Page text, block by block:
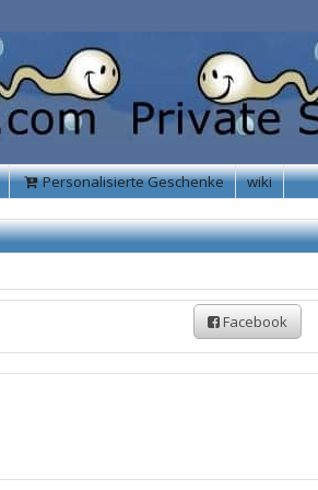
Personalisierte Geschenke wiki
Facebook